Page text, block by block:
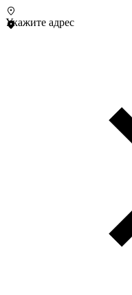
Укажите адрес